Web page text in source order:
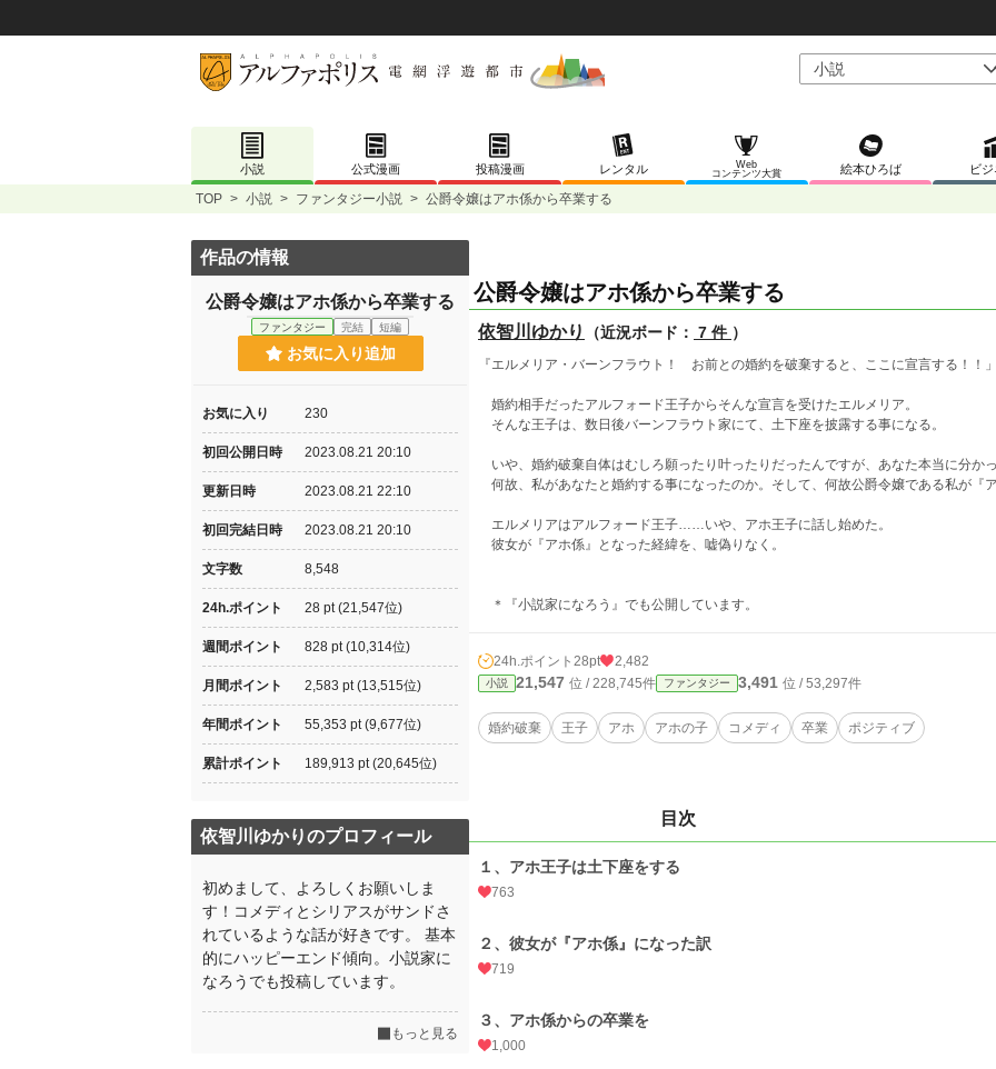
小説 公式漫画 投稿漫画 レンタル
Web
コンテンツ大賞
絵本ひろば ビジ
TOP > 小説 > ファンタジー小説 > 公爵令嬢はアホ係から卒業する
公爵令嬢はアホ係から卒業する
依智川ゆかり （近況ボード： 7 件 ）
『エルメリア・バーンフラウト！ お前との婚約を破棄すると、ここに宣言する！！」
婚約相手だったアルフォード王子からそんな宣言を受けたエルメリア。
そんな王子は、数日後バーンフラウト家にて、土下座を披露する事になる。
いや、婚約破棄自体はむしろ願ったり叶ったりだったんですが、あなた本当に分か
何故、私があなたと婚約する事になったのか。そして、何故公爵令嬢である私が『
エルメリアはアルフォード王子……いや、アホ王子に話し始めた。
彼女が『アホ係』となった経緯を、嘘偽りなく。
＊『小説家になろう』でも公開しています。
24h.ポイント 28pt 2,482
小説 21,547 位 / 228,745件 ファンタジー 3,491 位 / 53,297件
婚約破棄 王子 アホ アホの子 コメディ 卒業 ポジティブ
目次
１、アホ王子は土下座をする
763
２、彼女が『アホ係』になった訳
719
３、アホ係からの卒業を
1,000
作品の情報
公爵令嬢はアホ係から卒業する
ファンタジー 完結 短編
お気に入り追加
お気に入り 230
初回公開日時 2023.08.21 20:10
更新日時 2023.08.21 22:10
初回完結日時 2023.08.21 20:10
文字数 8,548
24h.ポイント 28 pt (21,547位)
週間ポイント 828 pt (10,314位)
月間ポイント 2,583 pt (13,515位)
年間ポイント 55,353 pt (9,677位)
累計ポイント 189,913 pt (20,645位)
依智川ゆかりのプロフィール
初めまして、よろしくお願いしま
す！コメディとシリアスがサンドさ
れているような話が好きです。 基本
的にハッピーエンド傾向。小説家に
なろうでも投稿しています。
もっと見る